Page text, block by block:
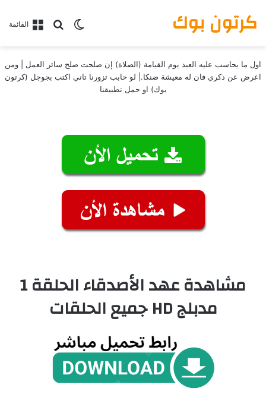
القائمةبحث عن
الوضع المظلم كرتون بوك
اول ما يحاسب عليه العبد يوم القيامة (الصلاة) إن صلحت صلح سائر العمل | ومن
اعرض عن ذكري فان له معيشة ضنكا.| لو حابب تزورنا تاني اكتب بجوجل (كرتون
بوك) او حمل تطبيقنا
مشاهدة عهد الأصدقاء الحلقة 1
مدبلج HD جميع الحلقات